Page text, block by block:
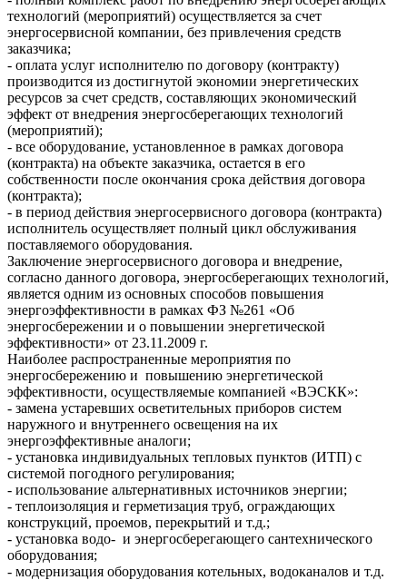
технологий (мероприятий) осуществляется за счет
энергосервисной компании, без привлечения средств
заказчика;
- оплата услуг исполнителю по договору (контракту)
производится из достигнутой экономии энергетических
ресурсов за счет средств, составляющих экономический
эффект от внедрения энергосберегающих технологий
(мероприятий);
- все оборудование, установленное в рамках договора
(контракта) на объекте заказчика, остается в его
собственности после окончания срока действия договора
(контракта);
- в период действия энергосервисного договора (контракта)
исполнитель осуществляет полный цикл обслуживания
поставляемого оборудования.
Заключение энергосервисного договора и внедрение,
согласно данного договора, энергосберегающих технологий,
является одним из основных способов повышения
энергоэффективности в рамках ФЗ №261 «Об
энергосбережении и о повышении энергетической
эффективности» от 23.11.2009 г.
Наиболее распространенные мероприятия по
энергосбережению и повышению энергетической
эффективности, осуществляемые компанией «ВЭСКК»:
- замена устаревших осветительных приборов систем
наружного и внутреннего освещения на их
энергоэффективные аналоги;
- установка индивидуальных тепловых пунктов (ИТП) с
системой погодного регулирования;
- использование альтернативных источников энергии;
- теплоизоляция и герметизация труб, ограждающих
конструкций, проемов, перекрытий и т.д.;
- установка водо- и энергосберегающего сантехнического
оборудования;
- модернизация оборудования котельных, водоканалов и т.д.